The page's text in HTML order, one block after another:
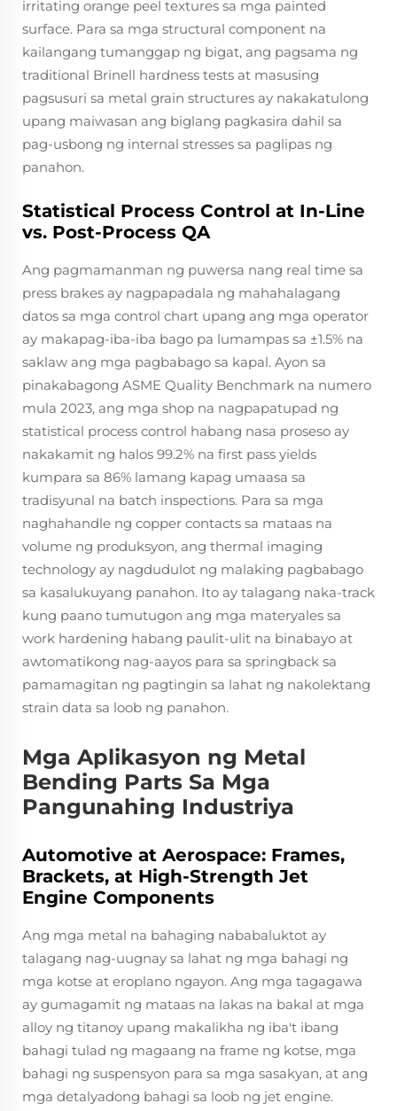
irritating orange peel textures sa mga painted
surface. Para sa mga structural component na
kailangang tumanggap ng bigat, ang pagsama ng
traditional Brinell hardness tests at masusing
pagsusuri sa metal grain structures ay nakakatulong
upang maiwasan ang biglang pagkasira dahil sa
pag-usbong ng internal stresses sa paglipas ng
panahon.
Statistical Process Control at In-Line
vs. Post-Process QA
Ang pagmamanman ng puwersa nang real time sa
press brakes ay nagpapadala ng mahahalagang
datos sa mga control chart upang ang mga operator
ay makapag-iba-iba bago pa lumampas sa ±1.5% na
saklaw ang mga pagbabago sa kapal. Ayon sa
pinakabagong ASME Quality Benchmark na numero
mula 2023, ang mga shop na nagpapatupad ng
statistical process control habang nasa proseso ay
nakakamit ng halos 99.2% na first pass yields
kumpara sa 86% lamang kapag umaasa sa
tradisyunal na batch inspections. Para sa mga
naghahandle ng copper contacts sa mataas na
volume ng produksyon, ang thermal imaging
technology ay nagdudulot ng malaking pagbabago
sa kasalukuyang panahon. Ito ay talagang naka-track
kung paano tumutugon ang mga materyales sa
work hardening habang paulit-ulit na binabayo at
awtomatikong nag-aayos para sa springback sa
pamamagitan ng pagtingin sa lahat ng nakolektang
strain data sa loob ng panahon.
Mga Aplikasyon ng Metal
Bending Parts Sa Mga
Pangunahing Industriya
Automotive at Aerospace: Frames,
Brackets, at High-Strength Jet
Engine Components
Ang mga metal na bahaging nababaluktot ay
talagang nag-uugnay sa lahat ng mga bahagi ng
mga kotse at eroplano ngayon. Ang mga tagagawa
ay gumagamit ng mataas na lakas na bakal at mga
alloy ng titanoy upang makalikha ng iba't ibang
bahagi tulad ng magaang na frame ng kotse, mga
bahagi ng suspensyon para sa mga sasakyan, at ang
mga detalyadong bahagi sa loob ng jet engine.